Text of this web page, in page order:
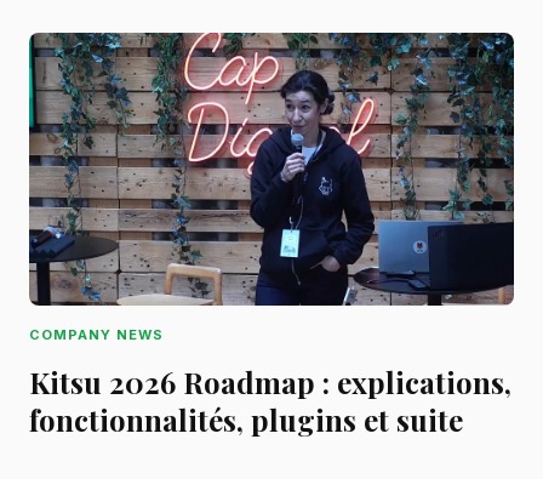
COMPANY NEWS
Kitsu 2026 Roadmap : explications,
fonctionnalités, plugins et suite